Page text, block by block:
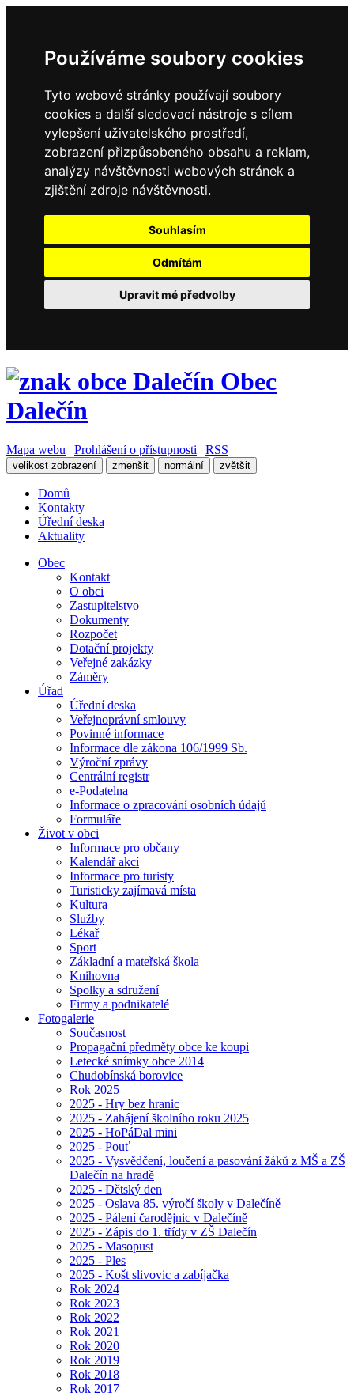
Používáme soubory cookies
Tyto webové stránky používají soubory
cookies a další sledovací nástroje s cílem
vylepšení uživatelského prostředí,
zobrazení přizpůsobeného obsahu a reklam,
analýzy návštěvnosti webových stránek a
zjištění zdroje návštěvnosti.
Souhlasím
Odmítám
Upravit mé předvolby
Obec
Dalečín
Mapa webu | Prohlášení o přístupnosti | RSS
velikost zobrazení zmenšit normální zvětšit
Domů
Kontakty
Úřední deska
Aktuality
Obec
Kontakt
O obci
Zastupitelstvo
Dokumenty
Rozpočet
Dotační projekty
Veřejné zakázky
Záměry
Úřad
Úřední deska
Veřejnoprávní smlouvy
Povinné informace
Informace dle zákona 106/1999 Sb.
Výroční zprávy
Centrální registr
e-Podatelna
Informace o zpracování osobních údajů
Formuláře
Život v obci
Informace pro občany
Kalendář akcí
Informace pro turisty
Turisticky zajímavá místa
Kultura
Služby
Lékař
Sport
Základní a mateřská škola
Knihovna
Spolky a sdružení
Firmy a podnikatelé
Fotogalerie
Současnost
Propagační předměty obce ke koupi
Letecké snímky obce 2014
Chudobínská borovice
Rok 2025
2025 - Hry bez hranic
2025 - Zahájení školního roku 2025
2025 - HoPáDal mini
2025 - Pouť
2025 - Vysvědčení, loučení a pasování žáků z MŠ a ZŠ
Dalečín na hradě
2025 - Dětský den
2025 - Oslava 85. výročí školy v Dalečíně
2025 - Pálení čarodějnic v Dalečíně
2025 - Zápis do 1. třídy v ZŠ Dalečín
2025 - Masopust
2025 - Ples
2025 - Košt slivovic a zabíjačka
Rok 2024
Rok 2023
Rok 2022
Rok 2021
Rok 2020
Rok 2019
Rok 2018
Rok 2017